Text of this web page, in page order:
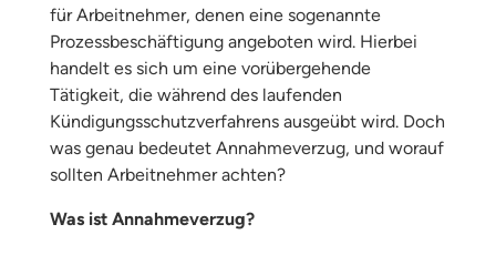
für Arbeitnehmer, denen eine sogenannte
Prozessbeschäftigung angeboten wird. Hierbei
handelt es sich um eine vorübergehende
Tätigkeit, die während des laufenden
Kündigungsschutzverfahrens ausgeübt wird. Doch
was genau bedeutet Annahmeverzug, und worauf
sollten Arbeitnehmer achten?
Was ist Annahmeverzug?